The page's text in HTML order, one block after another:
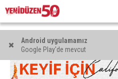
Android uygulamamız
Google Play'de mevcut